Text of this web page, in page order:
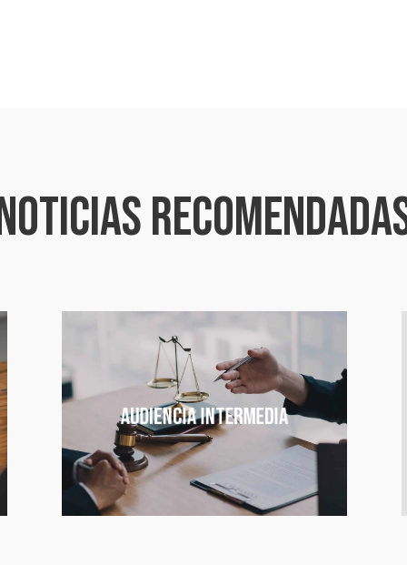
Audiencia intermedia
I am text block. Click edit button to
change this text. Lorem ipsum dolor
sit amet, consectetur adipiscing elit.
Más información